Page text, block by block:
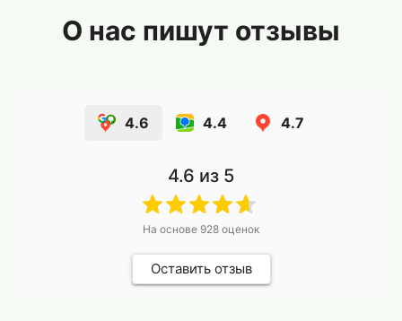
О нас пишут отзывы
4.6 4.4 4.7
4.6 из 5
На основе 928 оценок
Оставить отзыв